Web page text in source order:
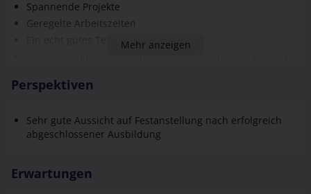
Spannende Projekte
Geregelte Arbeitszeiten
Ein echt gutes Teamwork
Ideen
Mehr anzeigen
Perspektiven
Sehr gute Aussicht auf Festanstellung nach erfolgreich
abgeschlossener Ausbildung
Erwartungen